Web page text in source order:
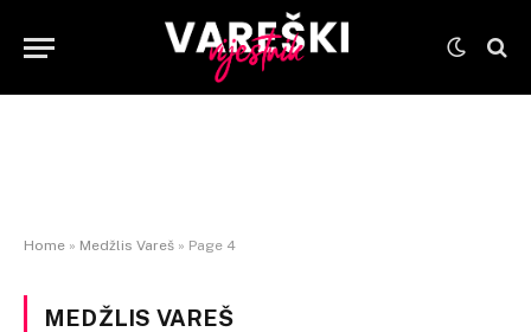
Home » Medžlis Vareš » Page 4
MEDŽLIS VAREŠ